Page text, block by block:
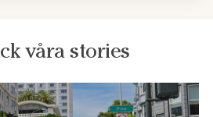
våra stories